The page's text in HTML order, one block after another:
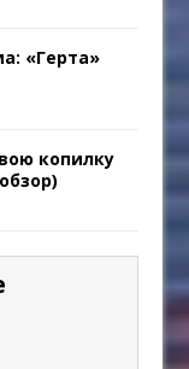
«Герта»
копилку